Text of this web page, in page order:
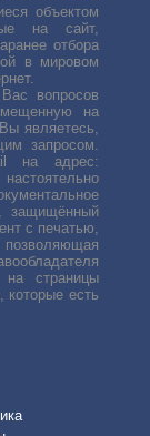
объектом
на сайт,
отбора
в мировом
вопросов
на
являетесь,
запросом.
на адрес:
защищённый
с печатью,
страницы
есть